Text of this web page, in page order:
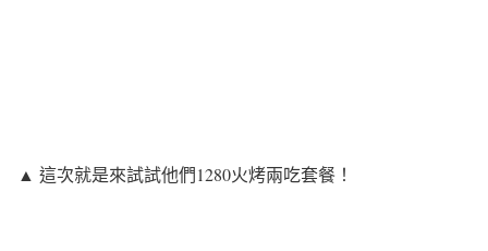
▲ 這次就是來試試他們1280火烤兩吃套餐！